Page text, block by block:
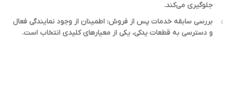
جلوگیری می‌کند.
بررسی سابقه خدمات پس از فروش: اطمینان از وجود نمایندگی فعال
و دسترسی به قطعات یدکی، یکی از معیارهای کلیدی انتخاب است.